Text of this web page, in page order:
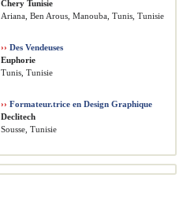
Chery Tunisie
Ariana, Ben Arous, Manouba, Tunis, Tunisie
›› Des Vendeuses
Euphorie
Tunis, Tunisie
›› Formateur.trice en Design Graphique
Declitech
Sousse, Tunisie